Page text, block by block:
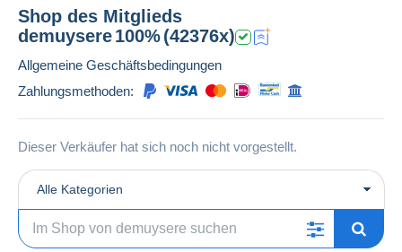
Shop des Mitglieds
demuysere100%(42376x)
Allgemeine Geschäftsbedingungen
Zahlungsmethoden:
Dieser Verkäufer hat sich noch nicht vorgestellt.
Alle Kategorien